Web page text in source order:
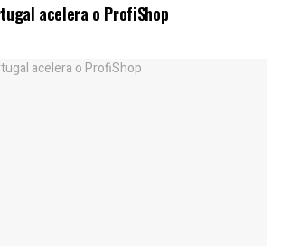
acelera o ProfiShop